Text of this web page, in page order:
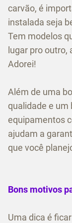
carvão, é
instalada seja
Tem modelos
lugar pro outro,
Adorei!
Além de uma
qualidade e um
equipamentos
ajudam a
que você
Bons motivos
Uma dica é